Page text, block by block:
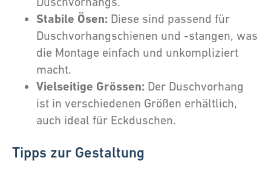
Stabile Ösen: Diese sind passend für
Duschvorhangschienen und -stangen, was
die Montage einfach und unkompliziert
macht.
Vielseitige Grössen: Der Duschvorhang
ist in verschiedenen Größen erhältlich,
auch ideal für Eckduschen.
Tipps zur Gestaltung